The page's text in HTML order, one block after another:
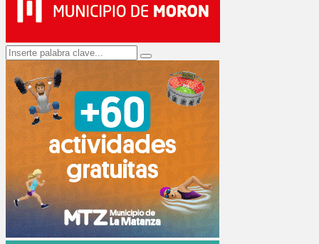
Search
for:
Search